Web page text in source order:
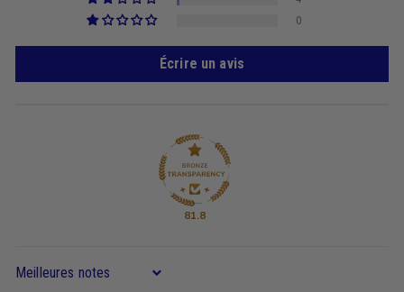
0
Écrire un avis
81.8
Sort by